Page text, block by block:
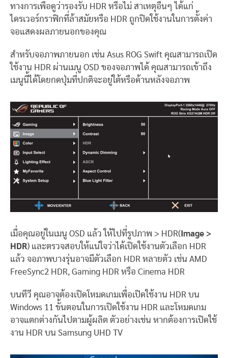
ทางการเพื่อดูว่ารองรับ HDR หรือไม่ สาเหตุอื่นๆ ได้แก่
ไดรเวอร์กราฟิกที่ล้าสมัยหรือ HDR ถูกปิดใช้งานในการตั้งค่า
จอแสดงผลภายนอกของคุณ
สำหรับจอภาพภายนอก เช่น Asus ROG Swift คุณสามารถเปิด
ใช้งาน HDR ผ่านเมนู OSD ของจอภาพได้ คุณสามารถเข้าถึง
เมนูนี้ได้โดยกดปุ่มที่ปกติจะอยู่ใต้หรือด้านหลังจอภาพ
เมื่อคุณอยู่ในเมนู OSD แล้ว ให้ไปที่รูปภาพ > HDR( Image >
HDR) และตรวจสอบให้แน่ใจว่าได้เปิดใช้งานตัวเลือก HDR
แล้ว จอภาพบางรุ่นอาจมีตัวเลือก HDR หลายตัว เช่น AMD
FreeSync2 HDR, Gaming HDR หรือ Cinema HDR
บนทีวี คุณอาจต้องเปิดโหมดเกมเพื่อเปิดใช้งาน HDR บน
Windows 11 ขั้นตอนในการเปิดใช้งาน HDR และโหมดเกม
อาจแตกต่างกันไปตามผู้ผลิต ตัวอย่างเช่น หากต้องการเปิดใช้
งาน HDR บน Samsung UHD TV